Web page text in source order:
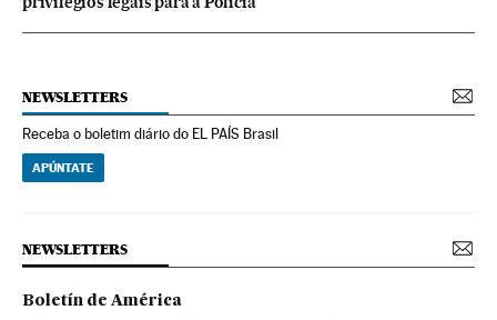
NEWSLETTERS
Receba o boletim diário do EL PAÍS Brasil
APÚNTATE
NEWSLETTERS
Boletín de América